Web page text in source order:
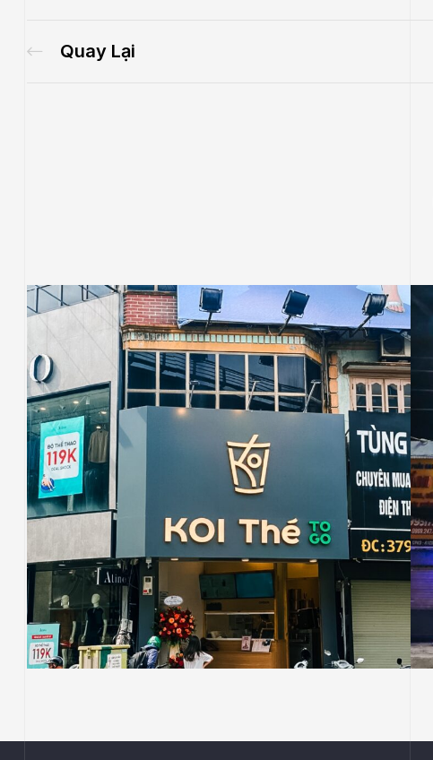
Quay Lại
CHUỖI BÁN LẺ CHUỖI FNB
COFFEE - TEA
KOI THÉ
Thi Công Công Trình KOI The Tại 377 Cầu